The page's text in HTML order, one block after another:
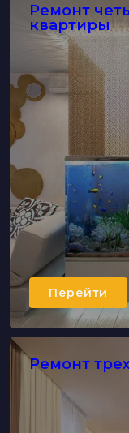
Ремонт
квартиры
Перейти
Ремонт